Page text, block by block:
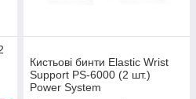
Кистьові бинти Elastic Wrist
Support PS-6000 (2 шт.)
Power System